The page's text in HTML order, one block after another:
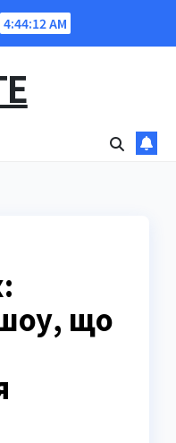
4:44:13 AM
що